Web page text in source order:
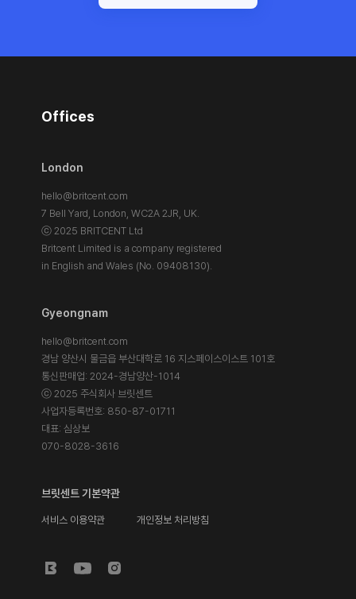
Offices
London
hello@britcent.com
7 Bell Yard, London, WC2A 2JR, UK.
ⓒ 2025 BRITCENT Ltd
Britcent Limited is a company registered
in English and Wales (No. 09408130).
Gyeongnam
hello@britcent.com
경남 양산시 물금읍 부산대학로 16 지스페이스이스트 101호
통신판매업: 2024-경남양산-1014
ⓒ 2025 주식회사 브릿센트
사업자등록번호: 850-87-01711
대표: 심상보
070-8028-3616
브릿센트 기본약관
서비스 이용약관 개인정보 처리방침